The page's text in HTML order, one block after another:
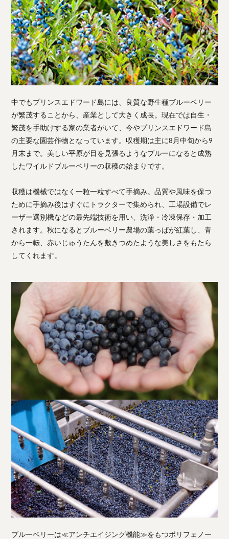
中でもプリンスエドワード島には、良質な野生種ブルーベリー
が繁茂することから、産業として大きく成長。現在では自生・
繁茂を手助けする家の業者がいて、今やプリンスエドワード島
の主要な園芸作物となっています。収穫期は主に8月中旬から9
月末まで。美しい平原が目を見張るようなブルーになると成熟
したワイルドブルーベリーの収穫の始まりです。
収穫は機械ではなく一粒一粒すべて手摘み。品質や風味を保つ
ために手摘み後はすぐにトラクターで集められ、工場設備でレ
ーザー選別機などの最先端技術を用い、洗浄・冷凍保存・加工
されます。秋になるとブルーベリー農場の葉っぱが紅葉し、青
から一転、赤いじゅうたんを敷きつめたような美しさをもたら
してくれます。
ブルーベリーは≪アンチエイジング機能≫をもつポリフェノー